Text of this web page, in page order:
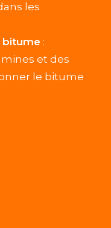
les
bitume:
et des
le bitume